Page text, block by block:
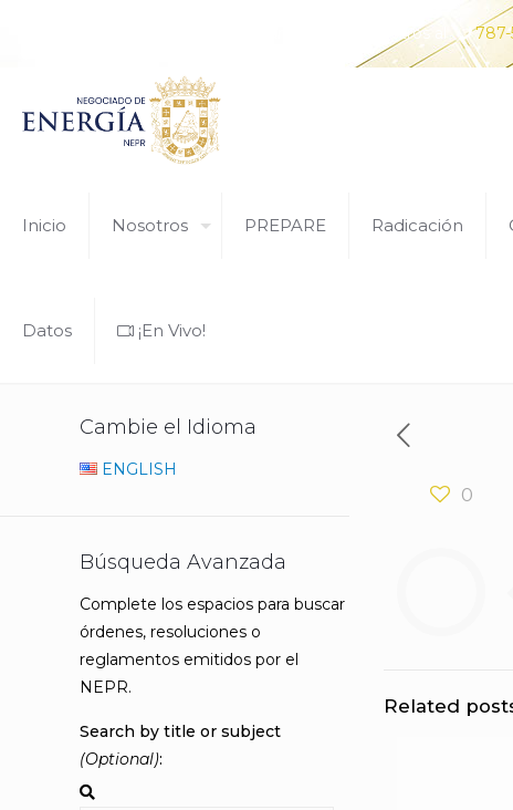
¿Tiene alguna pregunta? Comunícate con nosotros al 787-
Inicio Nosotros PREPARE Radicación
Datos ¡En Vivo!
NEPR-B02 Hoja
0
Related
Cambie el Idioma
ENGLISH
Búsqueda Avanzada
Complete los espacios para buscar
órdenes, resoluciones o
reglamentos emitidos por el
NEPR.
Search by title or subject
(Optional):